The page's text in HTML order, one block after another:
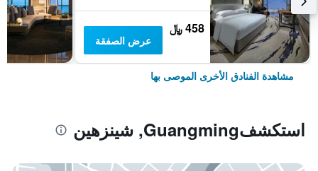
458 ﷼
عرض الصفقة
مشاهدة الفنادق الأخرى الموصى بها
استكشفGuangming, شينزهين